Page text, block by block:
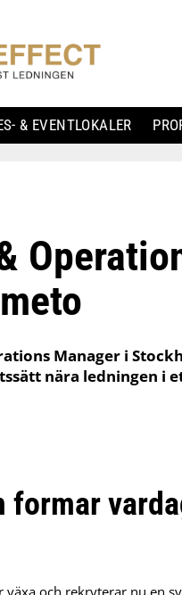
& EVENTLOKALER
Manager i
nära ledningen i
formar
och rekryterar nu en